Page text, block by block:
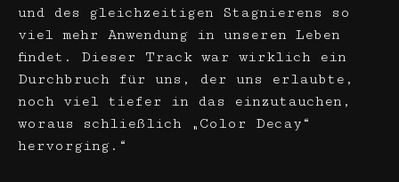
und des gleichzeitigen Stagnierens so
viel mehr Anwendung in unseren Leben
findet. Dieser Track war wirklich ein
Durchbruch für uns, der uns erlaubte,
noch viel tiefer in das einzutauchen,
woraus schließlich „Color Decay“
hervorging.“